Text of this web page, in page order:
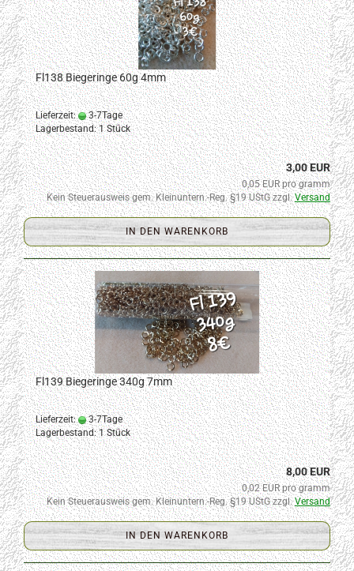
Fl138 Biegeringe 60g 4mm
Lieferzeit:
3-7Tage
Lagerbestand: 1 Stück
3,00 EUR
0,05 EUR pro gramm
Kein Steuerausweis gem. Kleinuntern.-Reg. §19 UStG zzgl.Versand
IN DEN WARENKORB
Fl139 Biegeringe 340g 7mm
Lieferzeit:
3-7Tage
Lagerbestand: 1 Stück
8,00 EUR
0,02 EUR pro gramm
Kein Steuerausweis gem. Kleinuntern.-Reg. §19 UStG zzgl.Versand
IN DEN WARENKORB